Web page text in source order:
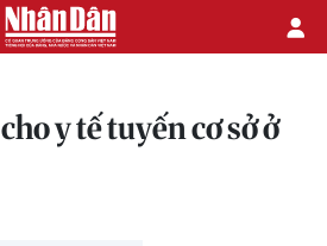
y tế tuyến cơ sở ở